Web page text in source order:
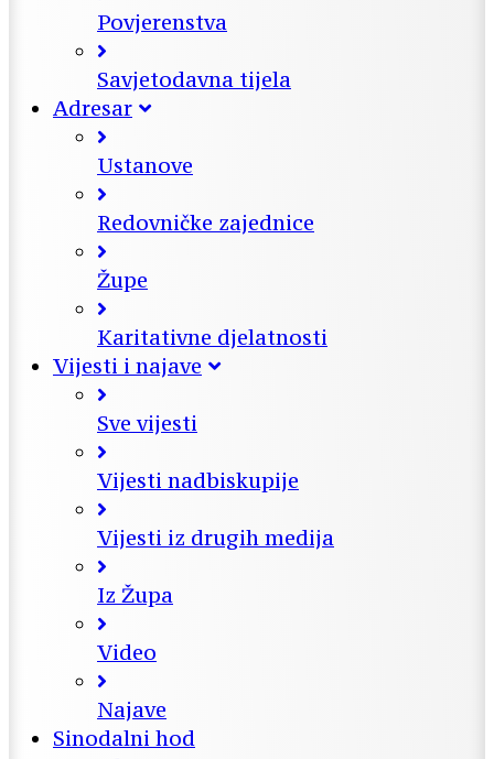
Povjerenstva
Savjetodavna tijela
Adresar
Ustanove
Redovničke zajednice
Župe
Karitativne djelatnosti
Vijesti i najave
Sve vijesti
Vijesti nadbiskupije
Vijesti iz drugih medija
Iz Župa
Video
Najave
Sinodalni hod